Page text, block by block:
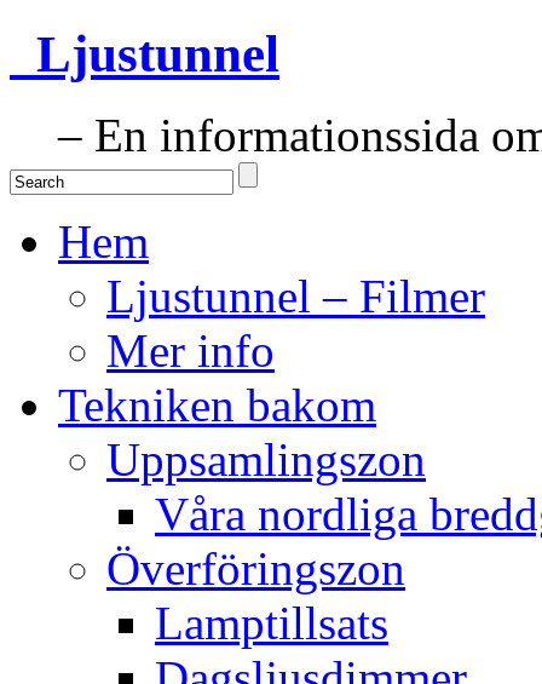
Ljustunnel
– En informationssida
Hem
Ljustunnel – Filmer
Mer info
Tekniken bakom
Uppsamlingszon
Våra nordliga
Överföringszon
Lamptillsats